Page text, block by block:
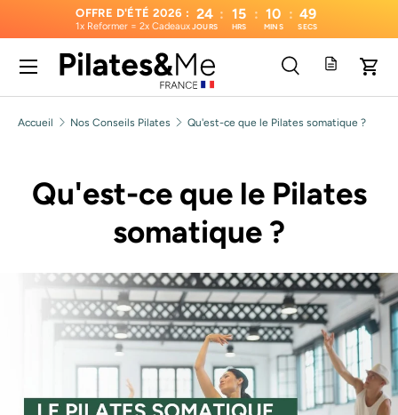
Aller au contenu
OFFRE D'ÉTÉ 2026 :
1x Reformer = 2x Cadeaux
24
JOURS
: 15
HRS
: 10
MINS
: 48
SECS
Recherche
Type de produit
Recherche
Menu
Accueil Nos Conseils Pilates Qu'est-ce que le Pilates somatique ?
Qu'est-ce que le Pilates
somatique ?